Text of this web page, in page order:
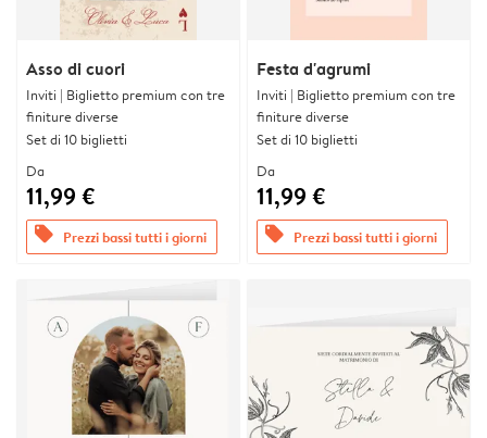
Asso di cuori
Inviti | Biglietto premium con tre
finiture diverse
Set di 10 biglietti
Da
11,99 €
offers Prezzi bassi tutti i giorni
Festa d'agrumi
Inviti | Biglietto premium con tre
finiture diverse
Set di 10 biglietti
Da
11,99 €
offers Prezzi bassi tutti i giorni